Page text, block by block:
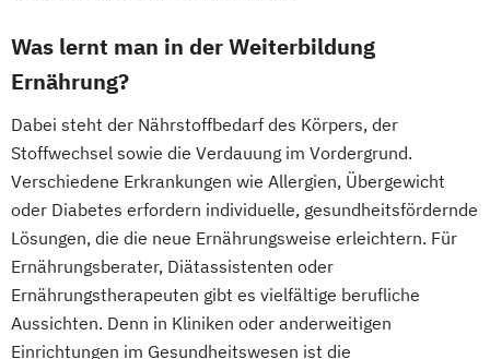
Fachwirt/in im Gesundheits- und
Sozialwesen (IHK)
Ganzheitlicher Ernährungsberater
Geprüfter Ernährungsfachwirt
Geprüfter Fachwirt für Prävention und
Gesundheitsförderung (IHK)
Geprüfter Fachwirt im Betrieblichen
Gesundheitsmanagement
Gesundheitscoach
Heilpraktiker - Vorbereitung auf die
Was lernt man in der Weiterbildung
Ernährung?
Dabei steht der Nährstoffbedarf des Körpers, der
Stoffwechsel sowie die Verdauung im Vordergrund.
Verschiedene Erkrankungen wie Allergien, Übergewicht
oder Diabetes erfordern individuelle, gesundheitsfördernde
Lösungen, die die neue Ernährungsweise erleichtern. Für
Ernährungsberater, Diätassistenten oder
Ernährungstherapeuten gibt es vielfältige berufliche
Aussichten. Denn in Kliniken oder anderweitigen
Einrichtungen im Gesundheitswesen ist die